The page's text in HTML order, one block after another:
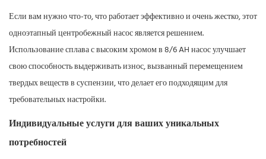
Если вам нужно что-то, что работает эффективно и очень жестко, этот
одноэтапный центробежный насос является решением.
Использование сплава с высоким хромом в 8/6 AH насос улучшает
свою способность выдерживать износ, вызванный перемещением
твердых веществ в суспензии, что делает его подходящим для
требовательных настройки.
Индивидуальные услуги для ваших уникальных
потребностей